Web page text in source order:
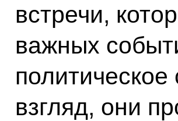
встречи,
важных
взгляд, они